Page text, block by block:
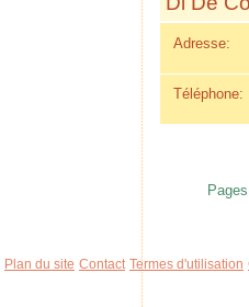
Adresse:
Téléphone:
Plan du site Contact Termes d'utilisation